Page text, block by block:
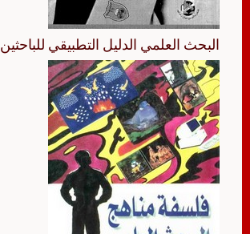
البحث العلمي الدليل التطبيقي للباحثين